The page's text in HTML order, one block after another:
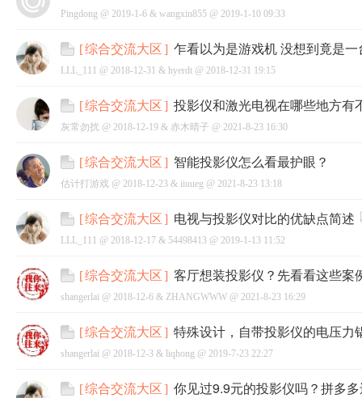
Pingdong @ 2019-1-6 & wangxin855 @ 2019-1-10 09:33
[综合交流大区] 乍看以为是游戏机 没想到竟是
LLL_111 @ 2018-12-31 & hyerdt @ 2018-12-31 19:15
[综合交流大区] 投影仪和激光电视在哪些地方有
灰常勿扰 @ 2018-12-19 & 赤木晴子 @ 2021-8-23 16:30
[综合交流大区] 智能投影仪怎么看最护眼？
估计打游戏 @ 2018-12-23 & iiuueg @ 2021-8-23 13:18
[综合交流大区] 电视与投影仪对比的优缺点简述
LLL_111 @ 2018-12-17 & 54498413 @ 2019-1-13 11:52
[综合交流大区] 客厅想装投影仪？先看看这些案
shangerlai @ 2018-12-6 & ZHANGWWW @ 2021-8-23 16:29
[综合交流大区] 特殊设计，自带投影仪的电压力
shangerlai @ 2018-12-3 & liqhong @ 2019-7-23 22:27
[综合交流大区] 你见过9.9元的投影仪吗？拼多